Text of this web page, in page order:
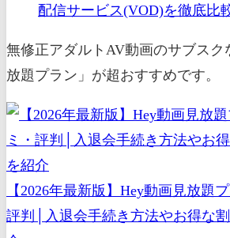
配信サービス(VOD)を徹底比
無修正アダルトAV動画のサブスク
放題プラン」が超おすすめです。
【2026年最新版】Hey動画見放題
評判│入退会手続き方法やお得な